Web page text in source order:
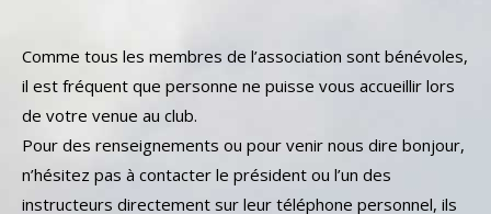
Comme tous les membres de l’association sont bénévoles,
il est fréquent que personne ne puisse vous accueillir lors
de votre venue au club.
Pour des renseignements ou pour venir nous dire bonjour,
n’hésitez pas à contacter le président ou l’un des
instructeurs directement sur leur téléphone personnel, ils